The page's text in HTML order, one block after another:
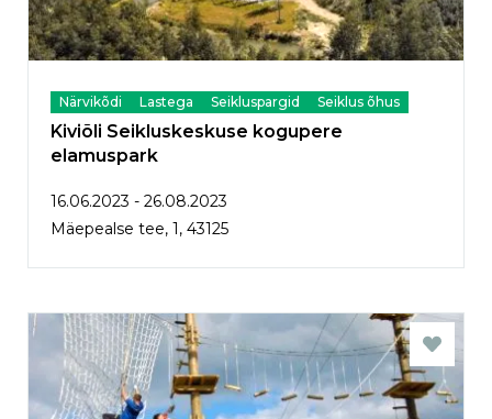
Närvikõdi Lastega Seikluspargid Seiklus õhus
Kiviõli Seikluskeskuse kogupere
elamuspark
16.06.2023 - 26.08.2023
Mäepealse tee, 1, 43125